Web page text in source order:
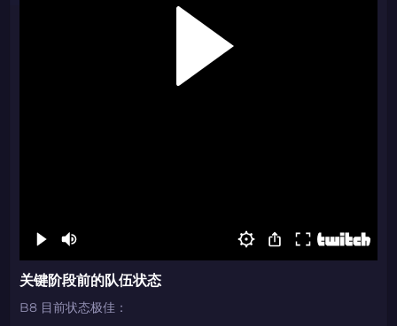
关键阶段前的队伍状态
B8 目前状态极佳：